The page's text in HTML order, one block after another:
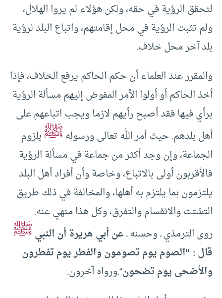
لتحقق الرؤية في حقه، ولكن هؤلاء لم يروا الهلال،
ولم تثبت الرؤية في محل إقامتهم، واتباع البلد لرؤية
بلد آخر محل خلاف.
والمقرر عند العلماء أن حكم الحاكم يرفع الخلاف، فإذا
أخذ الحاكم أو أولوا الأمر المفوض إليهم مسألة الرؤية
برأي فيها فقد أصبح رأيهم لازما ويجب اتباعهم على
أهل بلدهم. حيث أمر الله تعالى ورسولهﷺبلزوم
الجماعة، وإن وجد أكثر من جماعة في مسألة الرؤية
فالأقربون أولى بالاتباع، وخاصة وأن أفراد أهل البلد
يلتزمون بما يلتزم به أهلها، والمخالفة في ذلك طريق
التشتت والانقسام والتفرق، وكل هذا منهي عنه.
روى الترمذي ـ وحسنه ـعن أبي هريرة أن النبيﷺ
قال : “الصوم يوم تصومون والفطر يوم تفطرون
والأضحى يوم تضحون“.ورواه آخرون.